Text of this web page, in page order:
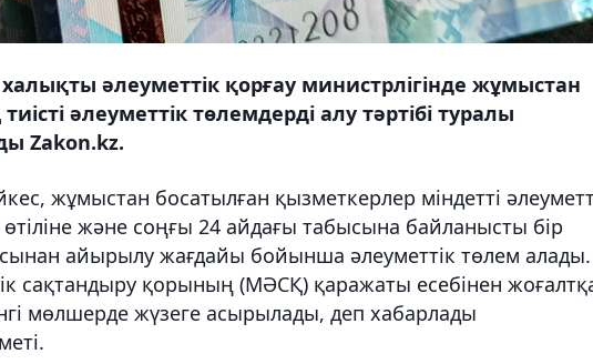
әлеуметтік қорғау министрлігінде жұмыстан
әлеуметтік төлемдерді алу тәртібі туралы
Zakon.kz.
жұмыстан босатылған қызметкерлер міндетті
және соңғы 24 айдағы табысына байланысты бір
айырылу жағдайы бойынша әлеуметтік төлем алады.
сақтандыру қорының (МӘСҚ) қаражаты есебінен
мөлшерде жүзеге асырылады, деп хабарлады